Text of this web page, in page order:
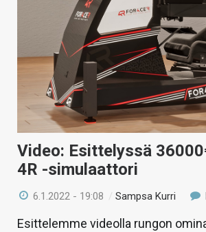
Video: Esittelyssä
4R -simulaattori
6.1.2022 - 19:08 /Sampsa Kurri
Esittelemme videolla rungon